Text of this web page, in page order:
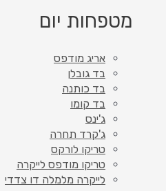
מטפחות יום
אריג מודפס
בד גובלן
בד כותנה
בד קומו
ג'ינס
ג'קרד תחרה
טריקו לורקס
טריקו מודפס לייקרה
לייקרה מלמלה דו צדדי